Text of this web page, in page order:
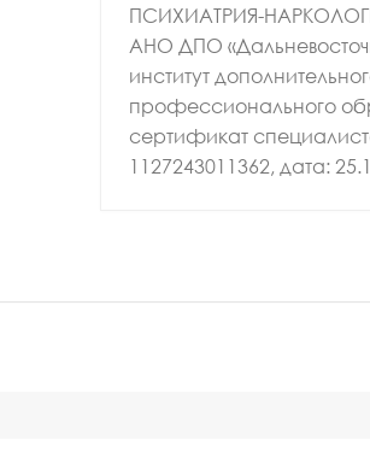
ПСИХИАТРИЯ-
АНО ДПО
институт
профессионального
сертификат
1127243011362, дата: